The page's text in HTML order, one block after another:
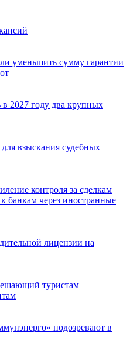
уменьшить сумму гарантии
в 2027 году два крупных
взыскания судебных
контроля за сделкам
банкам через иностранные
лицензии на
туристам
подозревают в